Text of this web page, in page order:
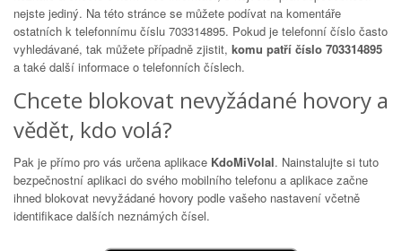
nejste jediný. Na této stránce se můžete podívat na komentáře
ostatních k telefonnímu číslu 703314895. Pokud je telefonní číslo často
vyhledávané, tak můžete případně zjistit, komu patří číslo 703314895
a také další informace o telefonních číslech.
Chcete blokovat nevyžádané hovory a
vědět, kdo volá?
Pak je přímo pro vás určena aplikace KdoMiVolal. Nainstalujte si tuto
bezpečnostní aplikaci do svého mobilního telefonu a aplikace začne
ihned blokovat nevyžádané hovory podle vašeho nastavení včetně
identifikace dalších neznámých čísel.